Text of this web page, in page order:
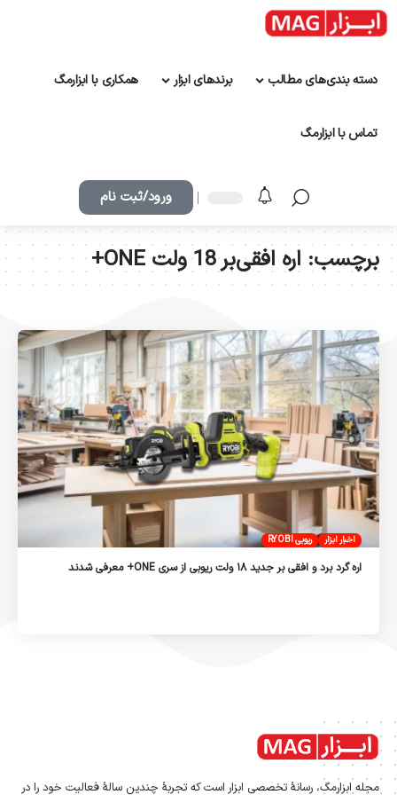
دسته بندی‌های مطالب برندهای ابزار همکاری با ابزارمگ
تماس با ابزارمگ
ورود/ثبت نام
برچسب: اره افقی‌بر 18 ولت ONE+
اخبار ابزار ریوبی RYOBI
اره گرد برد و افقی بر جدید ۱۸ ولت ریوبی از سری ONE+ معرفی شدند
مجله ابزارمگ، رسانۀ تخصصی ابزار است که تجربۀ چندین سالۀ فعالیت خود را در